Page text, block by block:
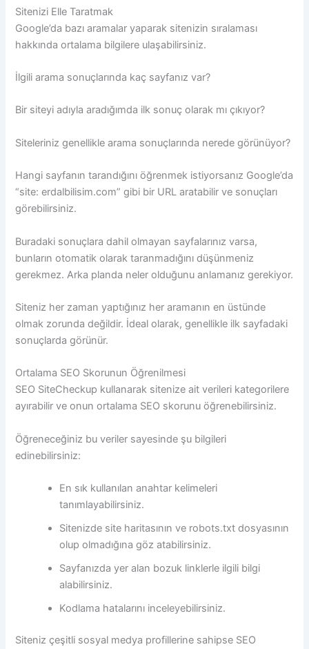
Sitenizi Elle Taratmak
Google’da bazı aramalar yaparak sitenizin sıralaması
hakkında ortalama bilgilere ulaşabilirsiniz.
İlgili arama sonuçlarında kaç sayfanız var?
Bir siteyi adıyla aradığımda ilk sonuç olarak mı çıkıyor?
Siteleriniz genellikle arama sonuçlarında nerede görünüyor?
Hangi sayfanın tarandığını öğrenmek istiyorsanız Google’da
“site: erdalbilisim.com” gibi bir URL aratabilir ve sonuçları
görebilirsiniz.
Buradaki sonuçlara dahil olmayan sayfalarınız varsa,
bunların otomatik olarak taranmadığını düşünmeniz
gerekmez. Arka planda neler olduğunu anlamanız gerekiyor.
Siteniz her zaman yaptığınız her aramanın en üstünde
olmak zorunda değildir. İdeal olarak, genellikle ilk sayfadaki
sonuçlarda görünür.
Ortalama SEO Skorunun Öğrenilmesi
SEO SiteCheckup kullanarak sitenize ait verileri kategorilere
ayırabilir ve onun ortalama SEO skorunu öğrenebilirsiniz.
Öğreneceğiniz bu veriler sayesinde şu bilgileri
edinebilirsiniz:
En sık kullanılan anahtar kelimeleri
tanımlayabilirsiniz.
Sitenizde site haritasının ve robots.txt dosyasının
olup olmadığına göz atabilirsiniz.
Sayfanızda yer alan bozuk linklerle ilgili bilgi
alabilirsiniz.
Kodlama hatalarını inceleyebilirsiniz.
Siteniz çeşitli sosyal medya profillerine sahipse SEO